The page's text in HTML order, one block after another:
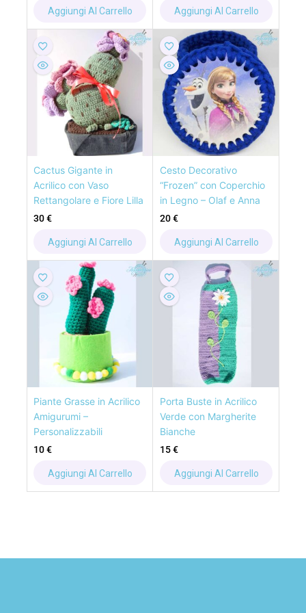
Aggiungi Al Carrello Aggiungi Al Carrello
Cactus Gigante in
Acrilico con Vaso
Rettangolare e Fiore Lilla
30€
Aggiungi Al Carrello
Cesto Decorativo
“Frozen” con Coperchio
in Legno – Olaf e Anna
20€
Aggiungi Al Carrello
Piante Grasse in Acrilico
Amigurumi –
Personalizzabili
10€
Aggiungi Al Carrello
Porta Buste in Acrilico
Verde con Margherite
Bianche
15€
Aggiungi Al Carrello